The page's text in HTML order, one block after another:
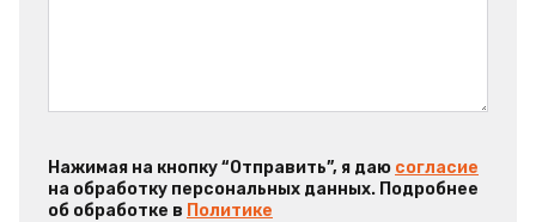
Нажимая на кнопку “Отправить”, я даю согласие
на обработку персональных данных. Подробнее
об обработке в Политике